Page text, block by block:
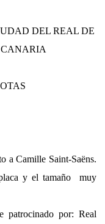
DEL REAL DE
a Camille Saint-Saëns.
y el tamaño
muy
patrocinado por: Real